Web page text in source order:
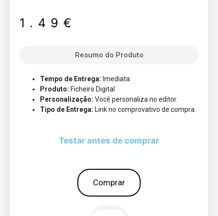
1.49 €
Resumo do Produto
Tempo de Entrega: Imediata
Produto: Ficheiro Digital
Personalização: Você personaliza no editor.
Tipo de Entrega: Link no comprovativo de compra.
Testar antes de comprar
Comprar